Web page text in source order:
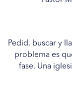
Pedid, buscar y
problema es
fase. Una